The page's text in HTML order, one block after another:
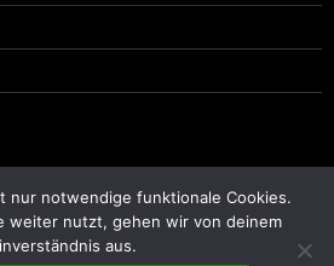
nur notwendige funktionale Cookies.
weiter nutzt, gehen wir von deinem
aus.